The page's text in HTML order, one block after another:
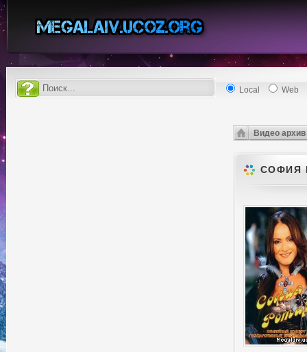
Local Web
Видео архив
СОФИЯ